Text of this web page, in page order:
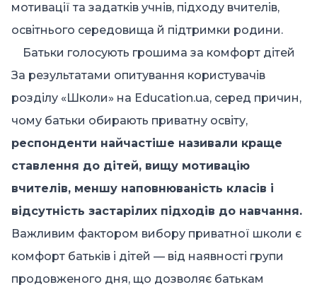
мотивації та задатків учнів, підходу вчителів,
освітнього середовища й підтримки родини.
Батьки голосують грошима за комфорт дітей
За результатами опитування користувачів
розділу «Школи» на Education.ua, серед причин,
чому батьки обирають приватну освіту,
респонденти найчастіше називали краще
ставлення до дітей, вищу мотивацію
вчителів, меншу наповнюваність класів і
відсутність застарілих підходів до навчання.
Важливим фактором вибору приватної школи є
комфорт батьків і дітей — від наявності групи
продовженого дня, що дозволяє батькам